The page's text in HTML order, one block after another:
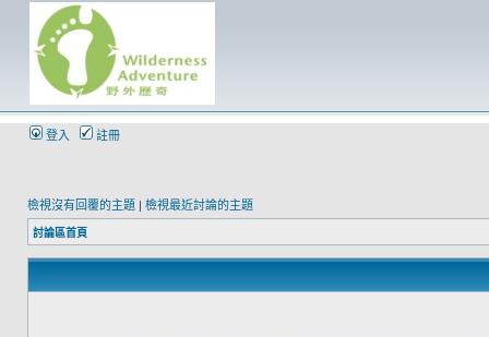
登入 註冊
檢視沒有回覆的主題 | 檢視最近討論的主題
討論區首頁